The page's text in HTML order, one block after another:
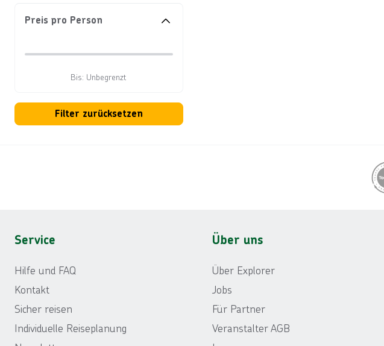
Preis pro Person
Bis: Unbegrenzt
Filter zurücksetzen
Footer navigation
Service
Hilfe und FAQ
Kontakt
Sicher reisen
Individuelle Reiseplanung
Über uns
Über Explorer
Jobs
Für Partner
Veranstalter AGB